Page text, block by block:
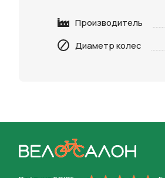
Производитель
Диаметр колес